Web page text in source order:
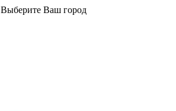
Выберите Ваш город